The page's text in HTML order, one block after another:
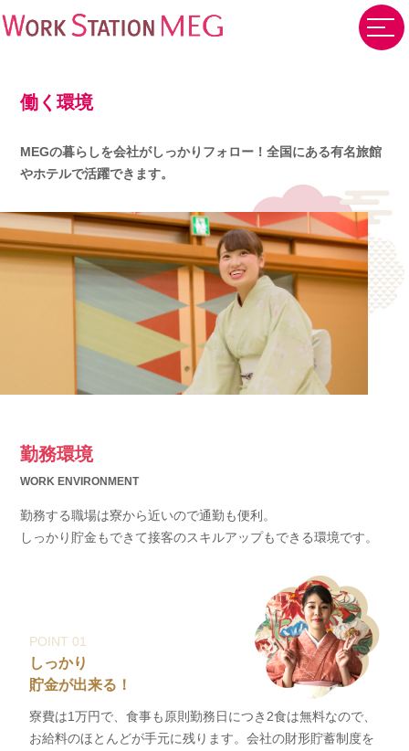
働く環境
MEGの暮らしを会社がしっかりフォロー！全国にある有名旅館
やホテルで活躍できます。
勤務環境
WORK ENVIRONMENT
勤務する職場は寮から近いので通勤も便利。
しっかり貯金もできて接客のスキルアップもできる環境です。
POINT 01
しっかり
貯金が出来る！
寮費は1万円で、食事も原則勤務日につき2食は無料なので、
お給料のほとんどが手元に残ります。会社の財形貯蓄制度を